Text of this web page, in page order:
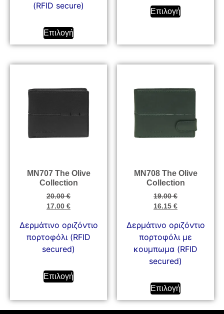
(RFID secure)
Επιλογή
Επιλογή
MN707 The Olive
Collection
20.00€
17.00 €
Δερμάτινο οριζόντιο
πορτοφόλι (RFID
secured)
Επιλογή
ΜΝ708 The Olive
Collection
19.00€
16.15 €
Δερμάτινο οριζόντιο
πορτοφόλι με
κουμπωμα (RFID
secured)
Επιλογή